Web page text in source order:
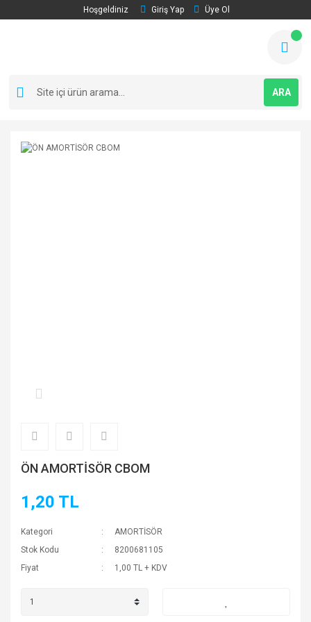
Hoşgeldiniz Giriş Yap Üye Ol
ARA
ÖN AMORTİSÖR CBOM
1,20 TL
Kategori
AMORTİSÖR
Stok Kodu
8200681105
Fiyat
1,00 TL + KDV